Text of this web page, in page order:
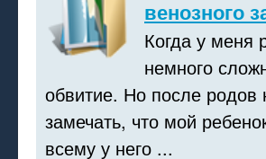
венозного
Когда у меня
немного
обвитие. Но после
замечать, что мой
всему у него ...